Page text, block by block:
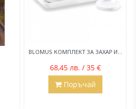
BLOMUS КОМПЛЕКТ ЗА ЗАХАР И...
68,45 лв. / 35 €
Поръчай